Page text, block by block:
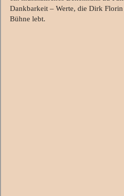
Dankbarkeit – Werte, die Dirk
Bühne lebt.